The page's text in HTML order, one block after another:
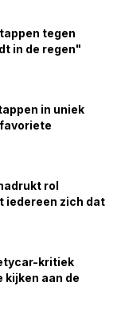
tegen
in de regen"
in uniek
rol
iedereen zich dat
kritiek
kijken aan de